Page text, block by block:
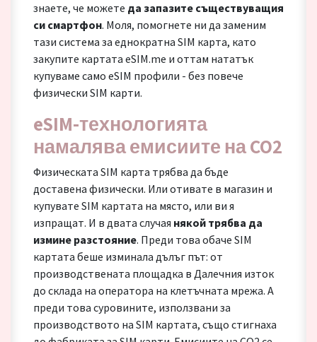
знаете, че можете да запазите съществуващия
си смартфон. Моля, помогнете ни да заменим
тази система за еднократна SIM карта, като
закупите картата eSIM.me и оттам нататък
купуваме само eSIM профили - без повече
физически SIM карти.
eSIM-технологията
намалява емисиите на CO2
Физическата SIM карта трябва да бъде
доставена физически. Или отивате в магазин и
купувате SIM картата на място, или ви я
изпращат. И в двата случая някой трябва да
измине разстояние. Преди това обаче SIM
картата беше изминала дълъг път: от
производствената площадка в Далечния изток
до склада на оператора на клетъчната мрежа. А
преди това суровините, използвани за
производството на SIM картата, също стигнаха